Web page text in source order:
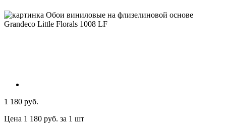
1 180 руб.
Цена 1 180 руб. за 1 шт